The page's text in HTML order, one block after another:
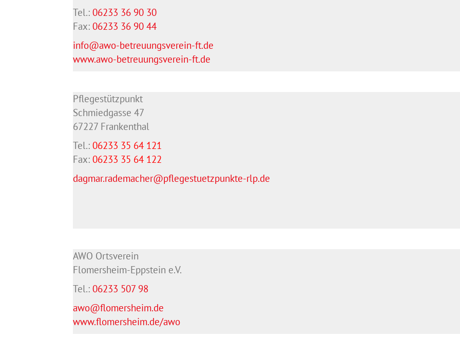
Tel.: 06233 36 90 30
Fax: 06233 36 90 44
info@awo-betreuungsverein-ft.de
www.awo-betreuungsverein-ft.de
Pflegestützpunkt
Schmiedgasse 47
67227 Frankenthal
Tel.: 06233 35 64 121
Fax: 06233 35 64 122
dagmar.rademacher@pflegestuetzpunkte-rlp.de
AWO Ortsverein
Flomersheim-Eppstein e.V.
Tel.: 06233 507 98
awo@flomersheim.de
www.flomersheim.de/awo